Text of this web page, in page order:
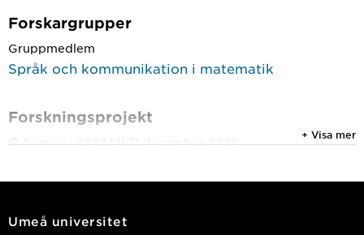
Forskargrupper
Gruppmedlem
Språk och kommunikation i matematik
Forskningsprojekt
1 januari 2022 till 31 december 2026
Den lärande hjärnan
+ Visa mer
Umeå universitet